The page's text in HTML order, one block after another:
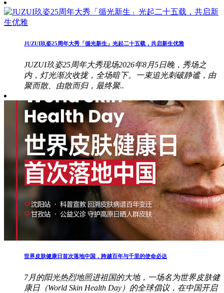
JUZUI玖姿25周年大秀「循光新生」光起二十五载，共启新生优雅
JUZUI玖姿25周年大秀现场2026年8月5日晚，秀场之
内，灯光渐次收拢，全场暗下。一束追光刺破静谧，由
聚而散、由散而归，最终聚..
世界皮肤健康日首次落地中国，跨越百年与千里的使命必达
7月的阳光热烈地照进祖国的大地，一场名为世界皮肤健
康日（World Skin Health Day）的全球倡议，在中国开启